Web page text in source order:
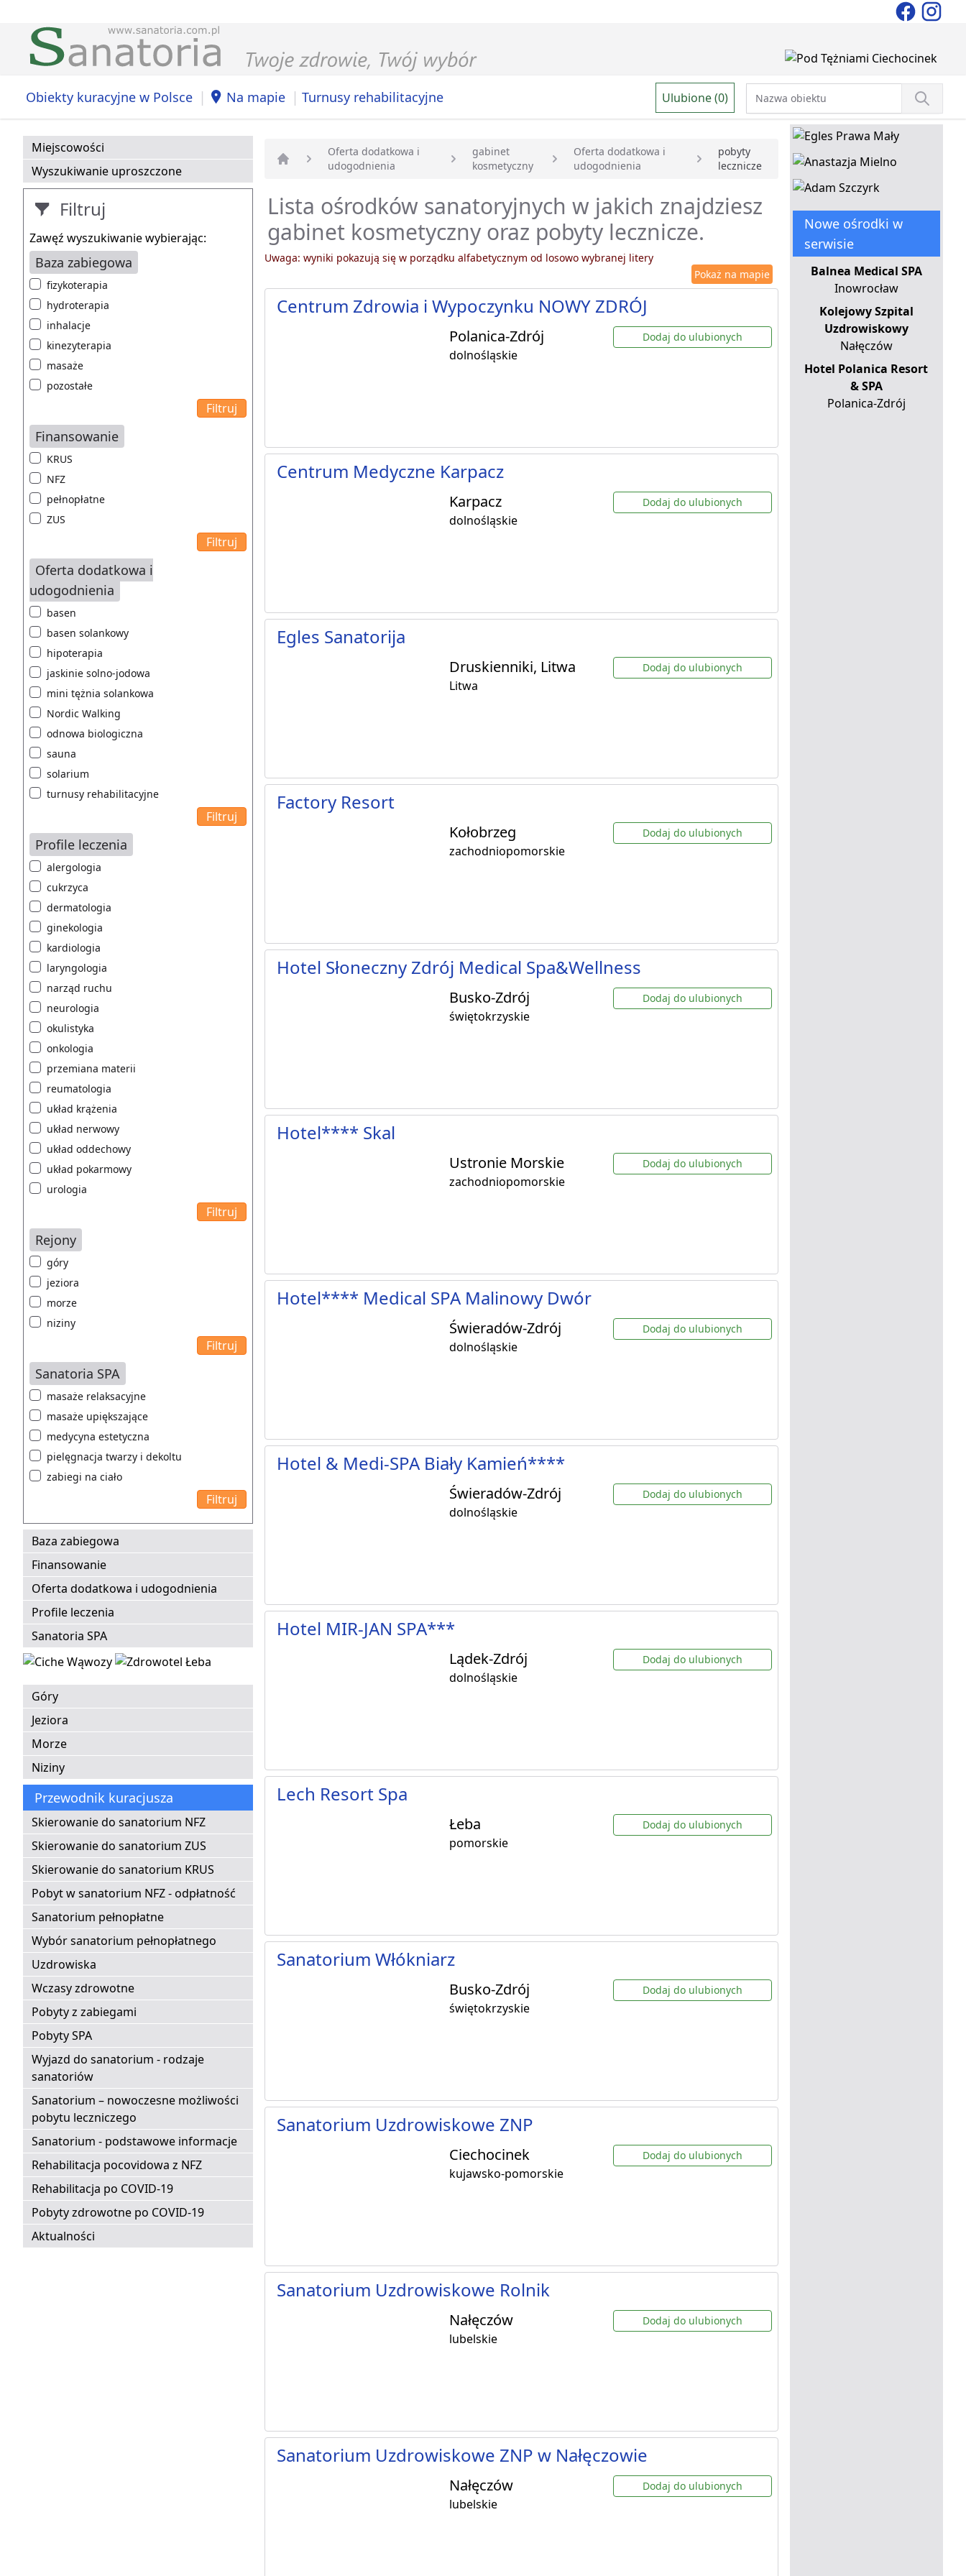
Obiekty kuracyjne w Polsce | Na mapie | Turnusy rehabilitacyjne Ulubione (0)
Miejscowości
Wyszukiwanie uproszczone
Filtruj
Zawęź wyszukiwanie wybierając:
Baza zabiegowa
fizykoterapia
hydroterapia
inhalacje
kinezyterapia
masaże
pozostałe
Finansowanie
KRUS
NFZ
pełnopłatne
ZUS
Oferta dodatkowa i
udogodnienia
basen
basen solankowy
hipoterapia
jaskinie solno-jodowa
mini tężnia solankowa
Nordic Walking
odnowa biologiczna
sauna
solarium
turnusy rehabilitacyjne
Profile leczenia
alergologia
cukrzyca
dermatologia
ginekologia
kardiologia
laryngologia
narząd ruchu
neurologia
okulistyka
onkologia
przemiana materii
reumatologia
układ krążenia
układ nerwowy
układ oddechowy
układ pokarmowy
urologia
Rejony
góry
jeziora
morze
niziny
Sanatoria SPA
masaże relaksacyjne
masaże upiększające
medycyna estetyczna
pielęgnacja twarzy i dekoltu
zabiegi na ciało
Baza zabiegowa
Finansowanie
Oferta dodatkowa i udogodnienia
Profile leczenia
Sanatoria SPA
Góry
Jeziora
Morze
Niziny
Przewodnik kuracjusza
Skierowanie do sanatorium NFZ
Skierowanie do sanatorium ZUS
Skierowanie do sanatorium KRUS
Pobyt w sanatorium NFZ - odpłatność
Sanatorium pełnopłatne
Wybór sanatorium pełnopłatnego
Uzdrowiska
Wczasy zdrowotne
Pobyty z zabiegami
Pobyty SPA
Wyjazd do sanatorium - rodzaje
sanatoriów
Sanatorium – nowoczesne możliwości
pobytu leczniczego
Sanatorium - podstawowe informacje
Rehabilitacja pocovidowa z NFZ
Rehabilitacja po COVID-19
Pobyty zdrowotne po COVID-19
Aktualności
Strona główna
Oferta dodatkowa i
udogodnienia
gabinet
kosmetyczny
Oferta dodatkowa i
udogodnienia
pobyty
lecznicze
Lista ośrodków sanatoryjnych w jakich znajdziesz
gabinet kosmetyczny oraz pobyty lecznicze.
Uwaga: wyniki pokazują się w porządku alfabetycznym od losowo wybranej litery
Pokaż na mapie
Centrum Zdrowia i Wypoczynku NOWY ZDRÓJ
Polanica-Zdrój
dolnośląskie
Dodaj do ulubionych
Centrum Medyczne Karpacz
Karpacz
dolnośląskie
Dodaj do ulubionych
Egles Sanatorija
Druskienniki, Litwa
Litwa
Dodaj do ulubionych
Factory Resort
Kołobrzeg
zachodniopomorskie
Dodaj do ulubionych
Hotel Słoneczny Zdrój Medical Spa&Wellness
Busko-Zdrój
świętokrzyskie
Dodaj do ulubionych
Hotel**** Skal
Ustronie Morskie
zachodniopomorskie
Dodaj do ulubionych
Hotel**** Medical SPA Malinowy Dwór
Świeradów-Zdrój
dolnośląskie
Dodaj do ulubionych
Hotel & Medi-SPA Biały Kamień****
Świeradów-Zdrój
dolnośląskie
Dodaj do ulubionych
Hotel MIR-JAN SPA***
Lądek-Zdrój
dolnośląskie
Dodaj do ulubionych
Lech Resort Spa
Łeba
pomorskie
Dodaj do ulubionych
Sanatorium Włókniarz
Busko-Zdrój
świętokrzyskie
Dodaj do ulubionych
Sanatorium Uzdrowiskowe ZNP
Ciechocinek
kujawsko-pomorskie
Dodaj do ulubionych
Sanatorium Uzdrowiskowe Rolnik
Nałęczów
lubelskie
Dodaj do ulubionych
Sanatorium Uzdrowiskowe ZNP w Nałęczowie
Nałęczów
lubelskie
Dodaj do ulubionych
Nowe ośrodki w
serwisie
Balnea Medical SPA
Inowrocław
Kolejowy Szpital
Uzdrowiskowy
Nałęczów
Hotel Polanica Resort
& SPA
Polanica-Zdrój